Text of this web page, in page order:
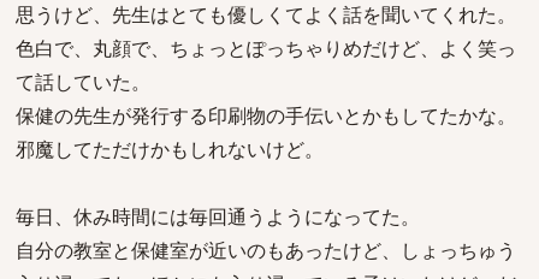
思うけど、先生はとても優しくてよく話を聞いてくれた。
色白で、丸顔で、ちょっとぽっちゃりめだけど、よく笑っ
て話していた。
保健の先生が発行する印刷物の手伝いとかもしてたかな。
邪魔してただけかもしれないけど。
毎日、休み時間には毎回通うようになってた。
自分の教室と保健室が近いのもあったけど、しょっちゅう